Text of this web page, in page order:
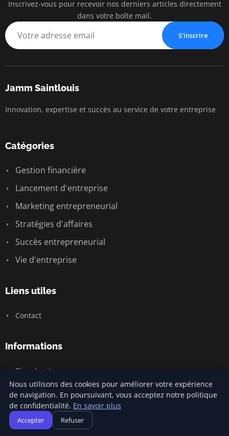
Inscrivez-vous pour recevoir nos derniers articles directement
dans votre boîte mail.
S'inscrire
Jamm Saintlouis
Innovation, expertise et succès au service de votre entreprise
Catégories
Gestion financière
Lancement d'entreprise
Marketing entrepreneurial
Stratégies d'affaires
Succès entrepreneurial
Vie d'entreprise
Liens utiles
Contact
Informations
Plan du site
© 2026 Jamm Saintlouis. Tous droits réservés.
Nous utilisons des cookies pour améliorer votre expérience
de navigation. En poursuivant, vous acceptez notre politique
de confidentialité. En savoir plus
Accepter Refuser